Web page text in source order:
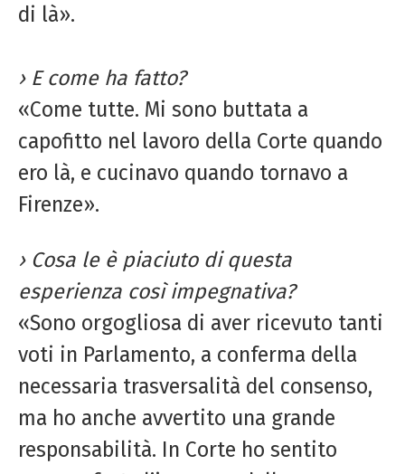
di là».
› E come ha fatto?
«Come tutte. Mi sono buttata a
capofitto nel lavoro della Corte quando
ero là, e cucinavo quando tornavo a
Firenze».
› Cosa le è piaciuto di questa
esperienza così impegnativa?
«Sono orgogliosa di aver ricevuto tanti
voti in Parlamento, a conferma della
necessaria trasversalità del consenso,
ma ho anche avvertito una grande
responsabilità. In Corte ho sentito